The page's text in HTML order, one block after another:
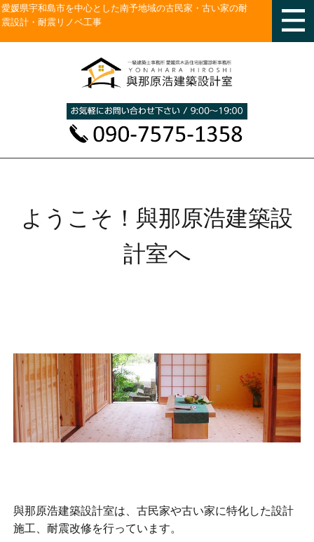
愛媛県宇和島市を中心とした南予地域の古民家・古い家の耐
震設計・耐震リノベ工事
ようこそ！與那原浩建築設
計室へ
與那原浩建築設計室は、古民家や古い家に特化した設計
施工、耐震改修を行っています。